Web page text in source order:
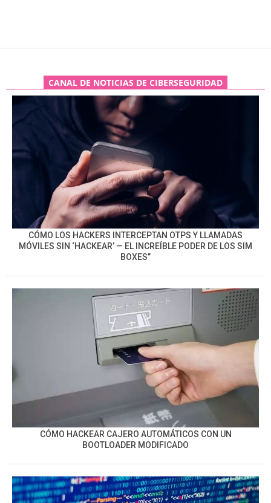
CANAL DE NOTICIAS DE CIBERSEGURIDAD
CÓMO LOS HACKERS INTERCEPTAN OTPS Y LLAMADAS
MÓVILES SIN ‘HACKEAR’ — EL INCREÍBLE PODER DE LOS SIM
BOXES”
CÓMO HACKEAR CAJERO AUTOMÁTICOS CON UN
BOOTLOADER MODIFICADO